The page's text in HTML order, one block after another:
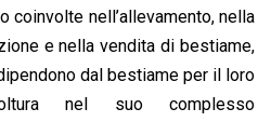
coinvolte nell’allevamento, nella
e nella vendita di bestiame,
dal bestiame per il loro
nel suo complesso